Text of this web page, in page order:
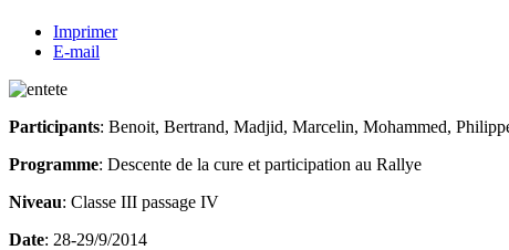
Imprimer
E-mail
Participants: Benoit, Bertrand, Madjid, Marcelin, Mohammed,
Programme: Descente de la cure et participation au Rallye
Niveau: Classe III passage IV
Date: 28-29/9/2014